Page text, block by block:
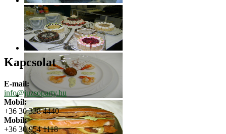
Kapcsolat
E-mail:
info@juzsoparty.hu
Mobil:
+36 30 338 4440
Mobil:
+36 30 954 1118